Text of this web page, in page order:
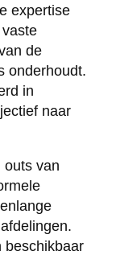
expertise
de
onderhoudt.
in
naar
outs van
beschikbaar